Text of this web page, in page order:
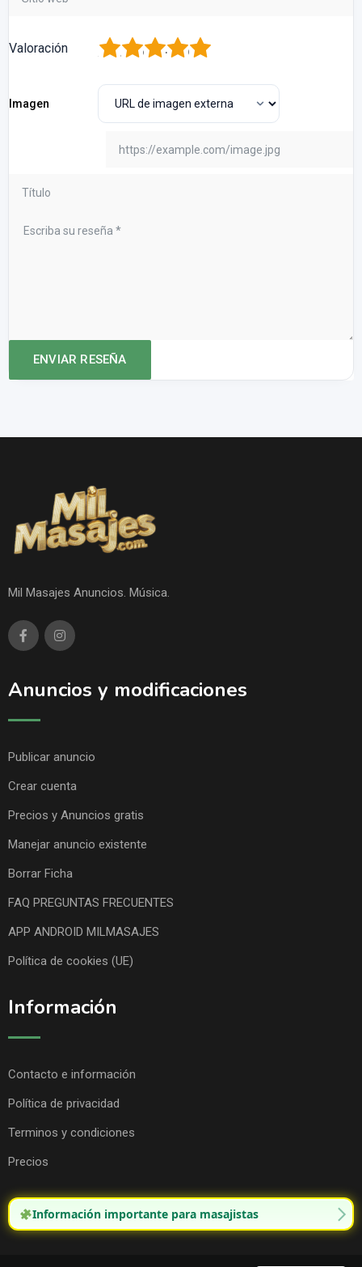
Valoración 5
4
3
2
Imagen
Mil Masajes Anuncios. Música.
Anuncios y modificaciones
Publicar anuncio
Crear cuenta
Precios y Anuncios gratis
Manejar anuncio existente
Borrar Ficha
FAQ PREGUNTAS FRECUENTES
APP ANDROID MILMASAJES
Política de cookies (UE)
Información
Contacto e información
Política de privacidad
Terminos y condiciones
Precios
Información importante para masajistas